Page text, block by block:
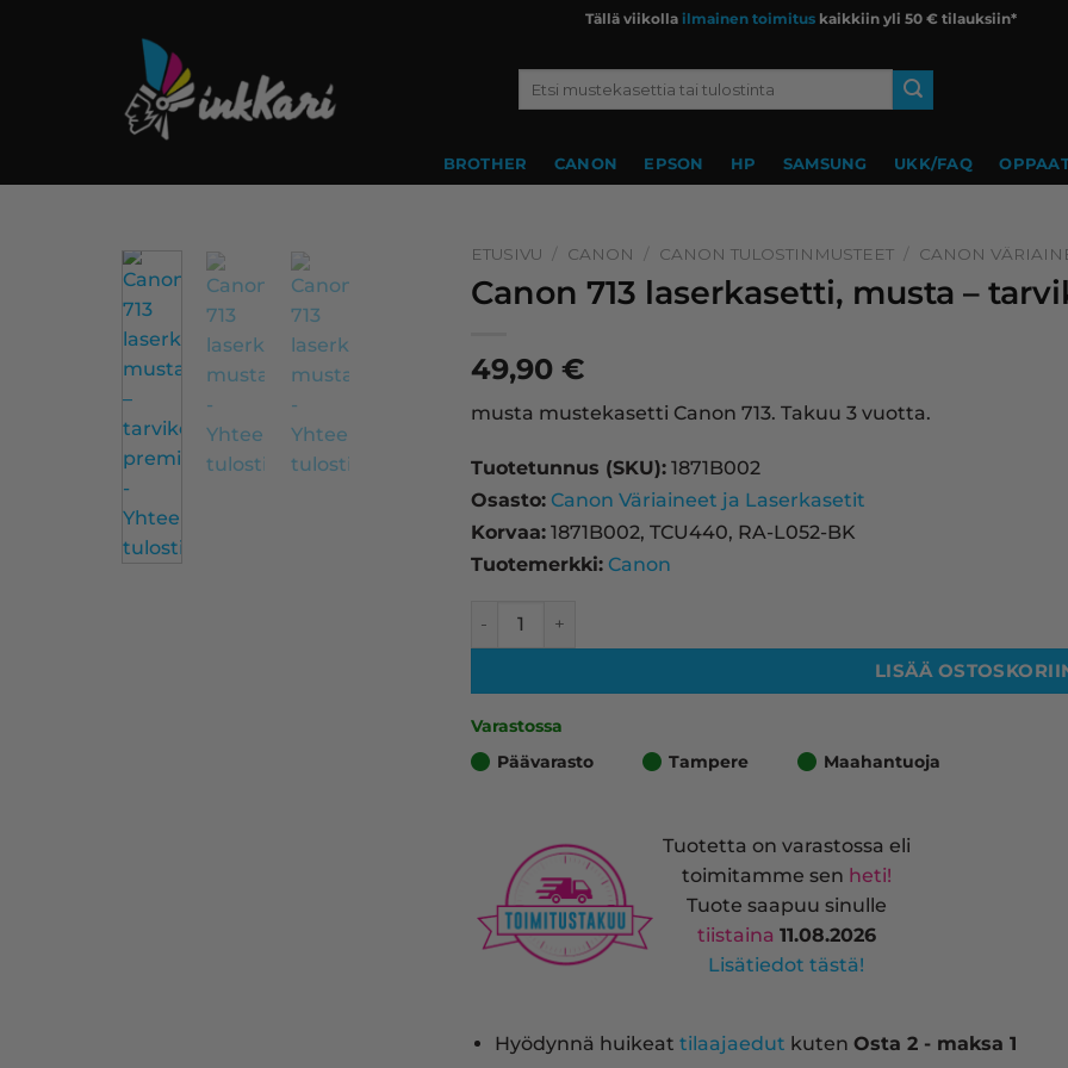
Tällä viikolla ilmainen toimitus kaikkiin yli 50 € tilauksiin*
BROTHER CANON EPSON HP SAMSUNG UKK/FAQ
ETUSIVU / CANON / CANON TULOSTINMUSTEET / CANON
Canon 713 laserkasetti, musta –
49,90 €
musta mustekasetti Canon 713. Takuu 3 vuotta.
Tuotetunnus (SKU): 1871B002
Osasto: Canon Väriaineet ja Laserkasetit
Korvaa: 1871B002, TCU440, RA-L052-BK
Tuotemerkki: Canon
LISÄÄ
Varastossa
Päävarasto
Tampere Maahantuoja
Tuotetta on varastossa eli
toimitamme sen heti!
Tuote saapuu sinulle
tiistaina 11.08.2026
Lisätiedot tästä!
Hyödynnä huikeattilaajaedut kutenOsta 2 - maksa 1